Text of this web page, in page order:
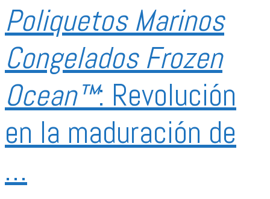
Poliquetos Marinos
Congelados Frozen
Ocean™: Revolución
en la maduración de
…